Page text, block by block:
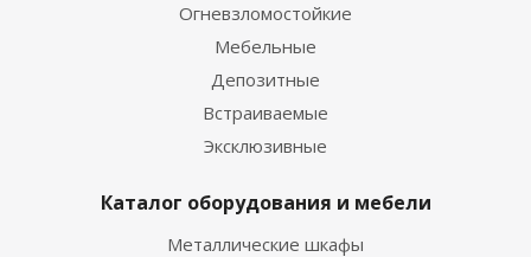
Огневзломостойкие
Мебельные
Депозитные
Встраиваемые
Эксклюзивные
Каталог оборудования и мебели
Металлические шкафы